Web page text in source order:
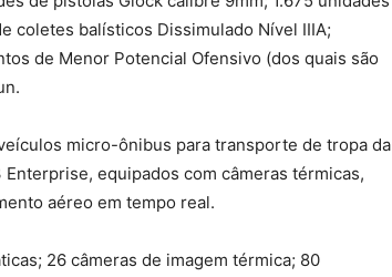
coletes balísticos Dissimulado Nível IIIA;
de Menor Potencial Ofensivo (dos quais são
micro-ônibus para transporte de tropa da
equipados com câmeras térmicas,
aéreo em tempo real.
26 câmeras de imagem térmica; 80